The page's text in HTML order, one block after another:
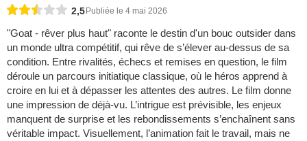
2,5 Publiée le 4 mai 2026
"Goat - rêver plus haut" raconte le destin d'un bouc outsider dans
un monde ultra compétitif, qui rêve de s’élever au-dessus de sa
condition. Entre rivalités, échecs et remises en question, le film
déroule un parcours initiatique classique, où le héros apprend à
croire en lui et à dépasser les attentes des autres. Le film donne
une impression de déjà-vu. L’intrigue est prévisible, les enjeux
manquent de surprise et les rebondissements s’enchaînent sans
véritable impact. Visuellement, l’animation fait le travail, mais ne